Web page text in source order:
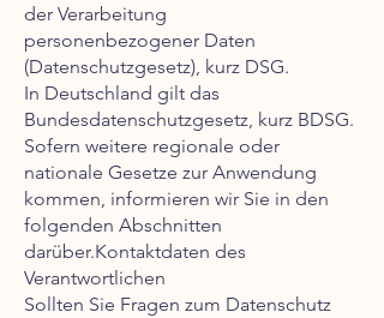
der Verarbeitung
personenbezogener Daten
(Datenschutzgesetz), kurz DSG.
In Deutschland gilt das
Bundesdatenschutzgesetz, kurz BDSG.
Sofern weitere regionale oder
nationale Gesetze zur Anwendung
kommen, informieren wir Sie in den
folgenden Abschnitten
darüber.Kontaktdaten des
Verantwortlichen
Sollten Sie Fragen zum Datenschutz